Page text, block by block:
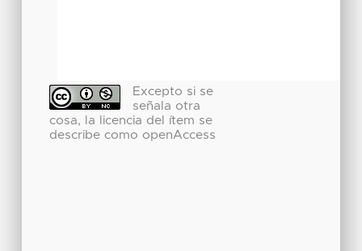
Excepto si se
señala otra
cosa, la licencia del ítem se
describe como openAccess